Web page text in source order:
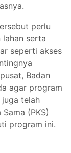
perlu
serta
seperti akses
Badan
agar program
juga telah
(PKS)
program ini.